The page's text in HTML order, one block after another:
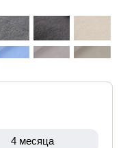
4 месяца